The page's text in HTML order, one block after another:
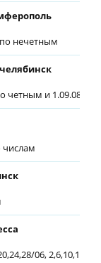
по нечетным
четным и 1.09.08
числам
06,